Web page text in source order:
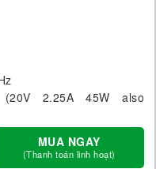
2.25A 45W also
MUA NGAY
(Thanh toán linh hoạt)